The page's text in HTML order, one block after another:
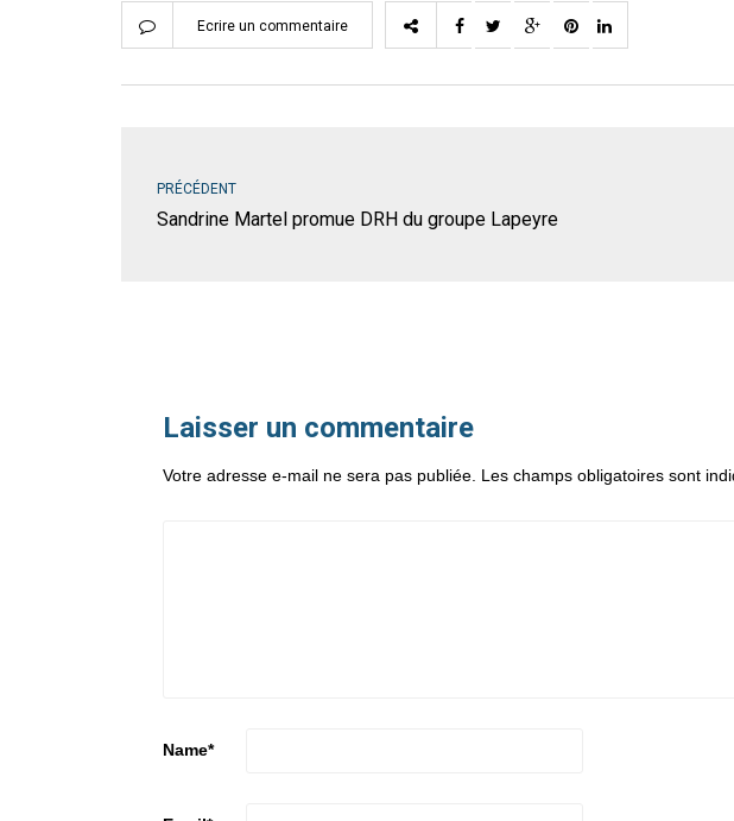
Ecrire un commentaire
PRÉCÉDENT
Sandrine Martel promue DRH du groupe Lapeyre
Laisser un commentaire
Votre adresse e-mail ne sera pas publiée. Les champs obligatoires sont
Name*